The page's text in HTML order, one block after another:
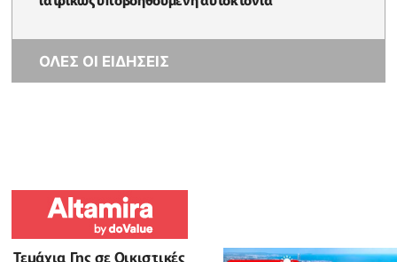
ΟΛΕΣ ΟΙ ΕΙΔΗΣΕΙΣ
Τεμάχια Γης σε Οικιστικές